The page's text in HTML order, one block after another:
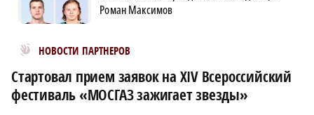
Роман Максимов
НОВОСТИ ПАРТНЕРОВ
Новости МирТесен
Стартовал прием заявок на XIV Всероссийский
фестиваль «МОСГАЗ зажигает звезды»